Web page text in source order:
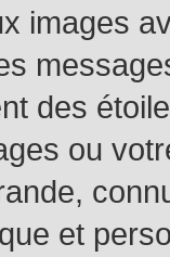
images
des
ou
et